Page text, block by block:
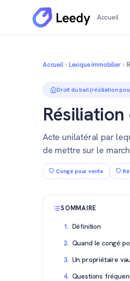
Accueil
Accueil Lexique immobilier
Droit du bail (résiliation
Acte unilatéral par
de mettre sur le
Congé pour vente
SOMMAIRE
Définition
Quand le congé
Un propriétaire
Questions